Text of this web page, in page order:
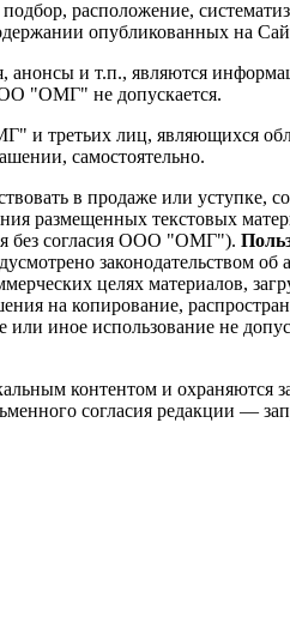
расположение,
опубликованных на
анонсы и т.п., являются
"ОМГ" не допускается.
третьих лиц, являющихся
самостоятельно.
в продаже или
размещенных текстовых
без согласия ООО "ОМГ").
законодательством
целях материалов,
на копирование,
иное использование не
контентом и охраняются
согласия редакции —